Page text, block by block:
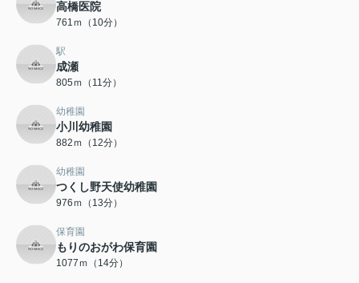
高橋医院
761ｍ（10分）
駅
成瀬
805ｍ（11分）
幼稚園
小川幼稚園
882ｍ（12分）
幼稚園
つくし野天使幼稚園
976ｍ（13分）
保育園
もりのおがわ保育園
1077ｍ（14分）